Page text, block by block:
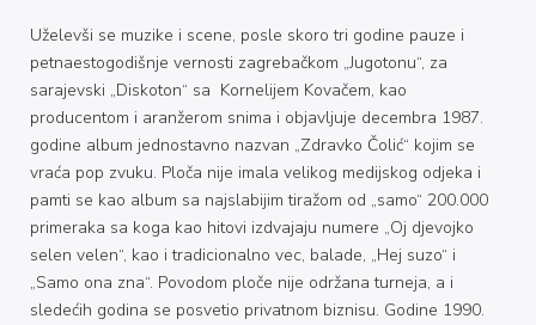
Uželevši se muzike i scene, posle skoro tri godine pauze i
petnaestogodišnje vernosti zagrebačkom „Jugotonu“, za
sarajevski „Diskoton“ sa Kornelijem Kovačem, kao
producentom i aranžerom snima i objavljuje decembra 1987.
godine album jednostavno nazvan „Zdravko Čolić“ kojim se
vraća pop zvuku. Ploča nije imala velikog medijskog odjeka i
pamti se kao album sa najslabijim tiražom od „samo“ 200.000
primeraka sa koga kao hitovi izdvajaju numere „Oj djevojko
selen velen“, kao i tradicionalno vec, balade, „Hej suzo“ i
„Samo ona zna“. Povodom ploče nije održana turneja, a i
sledećih godina se posvetio privatnom biznisu. Godine 1990.